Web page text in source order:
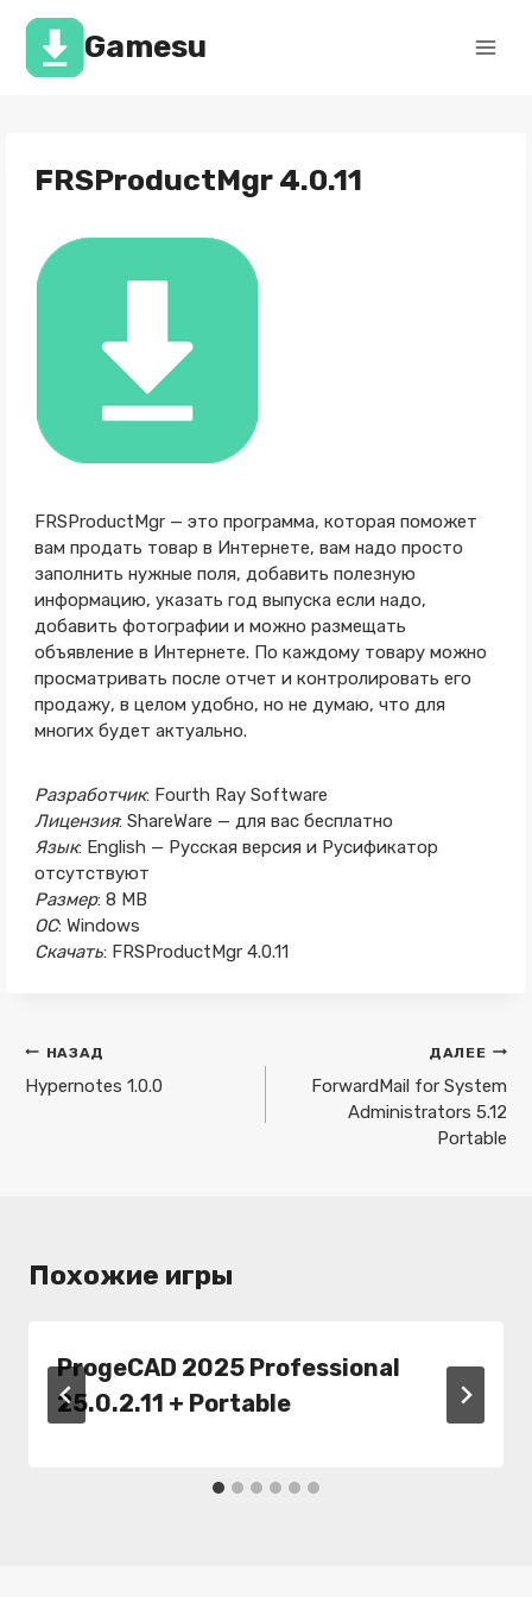
Перейти
содержимомуGamesu
FRSProductMgr 4.0.11
FRSProductMgr — это программа, которая поможет
вам продать товар в Интернете, вам надо просто
заполнить нужные поля, добавить полезную
информацию, указать год выпуска если надо,
добавить фотографии и можно размещать
объявление в Интернете. По каждому товару можно
просматривать после отчет и контролировать его
продажу, в целом удобно, но не думаю, что для
многих будет актуально.
Разработчик: Fourth Ray Software
Лицензия: ShareWare — для вас бесплатно
Язык: English — Русская версия и Русификатор
отсутствуют
Размер: 8 MB
ОС: Windows
Скачать: FRSProductMgr 4.0.11
Навигация
по
НАЗАД
Hypernotes 1.0.0
ДАЛЕЕ
ForwardMail for System
Administrators 5.12
Portable
Похожие игры
ProgeCAD 2025 Professional
25.0.2.11 + Portable